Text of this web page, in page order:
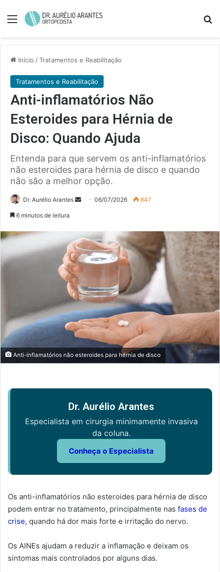
Menu
Início /Tratamentos e Reabilitação
Tratamentos e Reabilitação
Anti-inflamatórios Não
Esteroides para Hérnia de
Disco: Quando Ajuda
Entenda para que servem os anti-inflamatórios
não esteroides para hérnia de disco e quando
não são a melhor opção.
Dr. Aurélio Arantes
Mande
mail
06/07/2026 847
6 minutos de leitura
Anti-inflamatórios não esteroides para hérnia de disco
Dr. Aurélio Arantes
Especialista em cirurgia minimamente invasiva
da coluna.
Conheça o Especialista
Os anti-inflamatórios não esteroides para hérnia de disco
podem entrar no tratamento, principalmente nas fases de
crise, quando há dor mais forte e irritação do nervo.
Os AINEs ajudam a reduzir a inflamação e deixam os
sintomas mais controlados por alguns dias.